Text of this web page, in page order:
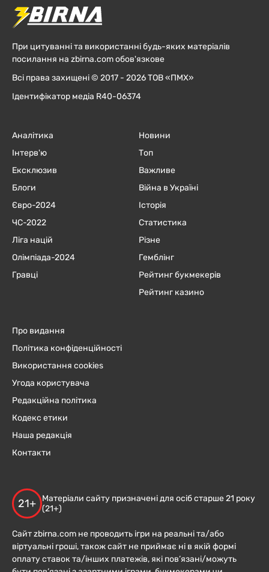
При цитуванні та використанні будь-яких матеріалів
посилання на zbirna.com обов'язкове
Всі права захищені © 2017 - 2026 ТОВ «ПМХ»
Ідентифікатор медіа R40-06374
Аналітика
Інтерв'ю
Ексклюзив
Блоги
Євро-2024
ЧC-2022
Ліга націй
Олімпіада-2024
Гравці
Новини
Топ
Важливе
Війна в Україні
Історія
Статистика
Різне
Гемблінг
Рейтинг букмекерів
Рейтинг казино
Про видання
Політика конфіденційності
Використання cookies
Угода користувача
Редакційна політика
Кодекс етики
Наша редакція
Контакти
21+
Матеріали сайту призначені для осіб старше 21 року
(21+)
Сайт zbirna.com не проводить ігри на реальні та/або
віртуальні гроші, також сайт не приймає ні в якій формі
оплату ставок та/інших платежів, які пов’язані/можуть